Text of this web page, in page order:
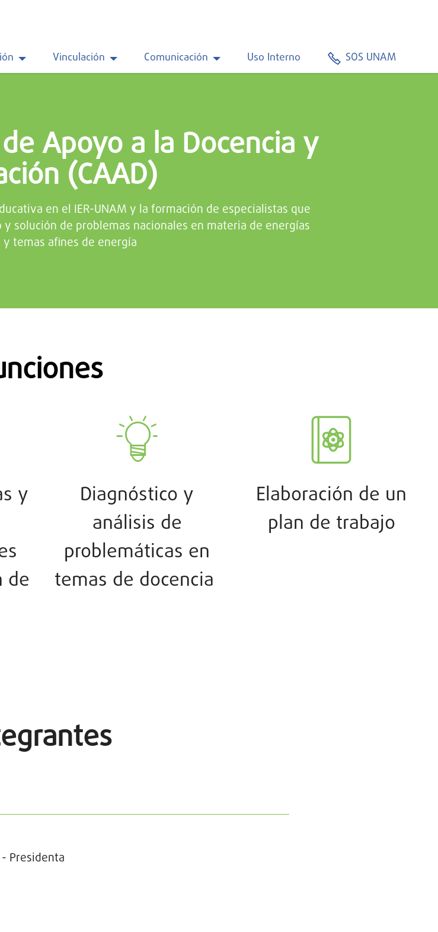
Vinculación Comunicación Uso Interno SOS UNAM
Apoyo a la Docencia y
(CAAD)
en el IER-UNAM y la formación de especialistas que
solución de problemas nacionales en materia de energías
temas afines de energía
y
de
Diagnóstico y
análisis de
problemáticas en
temas de docencia
Elaboración de un
plan de trabajo
Presidenta